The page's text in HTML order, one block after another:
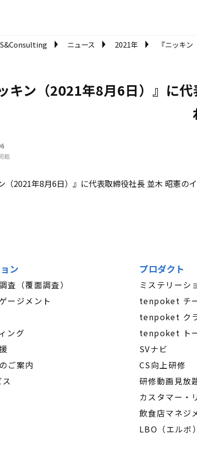
ニュース 2021年 『ニッキ
キン（2021年8月6日）』に
載
（2021年8月6日）』に代表取締役社長 並木 昭憲の
ン
査（覆面調査）
ージメント
ング
ご案内
プロダクト
ミステリーシ
tenpoket チ
tenpoket ク
tenpoket ト
SVナビ
CS向上研修
研修動画見放
カスタマー・
飲食店マネジ
LBO（エルボ）